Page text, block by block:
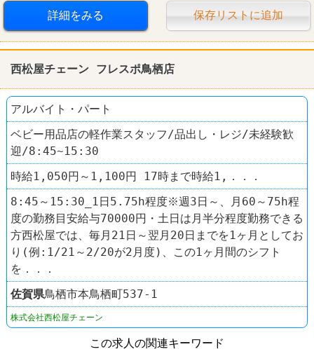
詳細をみる 保存リストに追加
西松屋チェーン フレスポ鳥栖店
アルバイト・パート
ベビー用品店の軽作業スタッフ/品出し・レジ/未経験歓
迎/8:45~15:30
時給1,050円～1,100円 17時まで時給1,．．．
8:45～15:30_1日5.75h程度※週3日～、月60～75h程
度の勤務目安給与70000円・土日は月半分程度勤務できる
方西松屋では、毎月21日～翌月20日までを1ヶ月としてお
り(例:1/21～2/20が2月度)、この1ヶ月間のシフト
を．．．
佐賀県鳥栖市本鳥栖町537-1
株式会社西松屋チェーン
この求人の関連キーワード